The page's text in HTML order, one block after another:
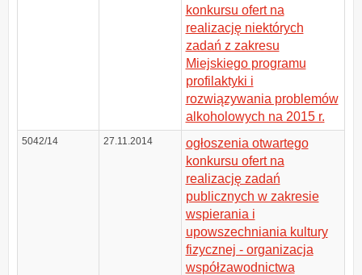
konkursu ofert na
realizację niektórych
zadań z zakresu
Miejskiego programu
profilaktyki i
rozwiązywania problemów
alkoholowych na 2015 r.
5042/14 27.11.2014
ogłoszenia otwartego
konkursu ofert na
realizację zadań
publicznych w zakresie
wspierania i
upowszechniania kultury
fizycznej - organizacja
współzawodnictwa